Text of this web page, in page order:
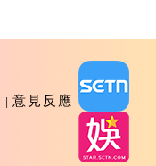
意見反應